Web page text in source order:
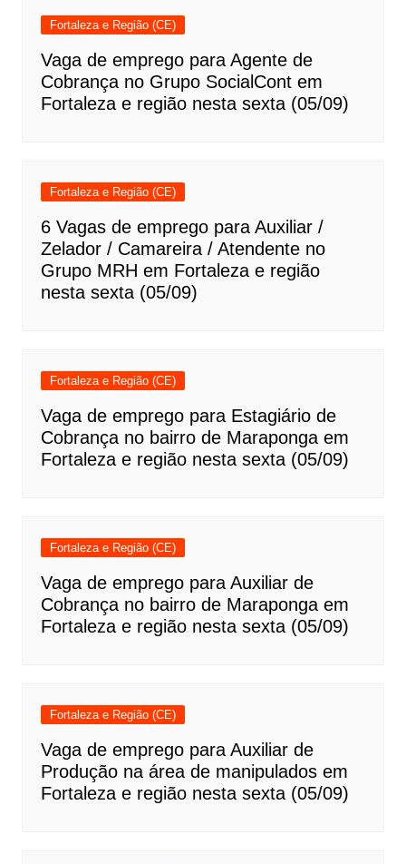
Fortaleza e Região (CE)
Vaga de emprego para Agente de
Cobrança no Grupo SocialCont em
Fortaleza e região nesta sexta (05/09)
Fortaleza e Região (CE)
6 Vagas de emprego para Auxiliar /
Zelador / Camareira / Atendente no
Grupo MRH em Fortaleza e região
nesta sexta (05/09)
Fortaleza e Região (CE)
Vaga de emprego para Estagiário de
Cobrança no bairro de Maraponga em
Fortaleza e região nesta sexta (05/09)
Fortaleza e Região (CE)
Vaga de emprego para Auxiliar de
Cobrança no bairro de Maraponga em
Fortaleza e região nesta sexta (05/09)
Fortaleza e Região (CE)
Vaga de emprego para Auxiliar de
Produção na área de manipulados em
Fortaleza e região nesta sexta (05/09)